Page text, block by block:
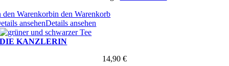
den Warenkorbin den Warenkorb
ansehenDetails ansehen
DIE KANZLERIN
14,90 €